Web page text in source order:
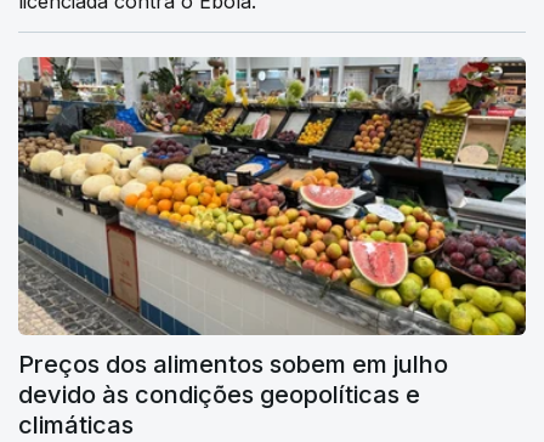
Preços dos alimentos sobem em julho
devido às condições geopolíticas e
climáticas